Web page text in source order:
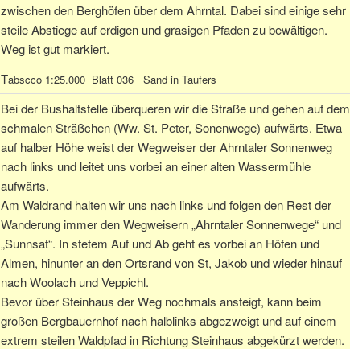
zwischen den Berghöfen über dem Ahrntal. Dabei sind einige sehr
steile Abstiege auf erdigen und grasigen Pfaden zu bewältigen.
Weg ist gut markiert.
Tabscco 1:25.000 Blatt 036 Sand in Taufers
Bei der Bushaltstelle überqueren wir die Straße und gehen auf dem
schmalen Sträßchen (Ww. St. Peter, Sonenwege) aufwärts. Etwa
auf halber Höhe weist der Wegweiser der Ahrntaler Sonnenweg
nach links und leitet uns vorbei an einer alten Wassermühle
aufwärts.
Am Waldrand halten wir uns nach links und folgen den Rest der
Wanderung immer den Wegweisern „Ahrntaler Sonnenwege“ und
„Sunnsat“. In stetem Auf und Ab geht es vorbei an Höfen und
Almen, hinunter an den Ortsrand von St, Jakob und wieder hinauf
nach Woolach und Veppichl.
Bevor über Steinhaus der Weg nochmals ansteigt, kann beim
großen Bergbauernhof nach halblinks abgezweigt und auf einem
extrem steilen Waldpfad in Richtung Steinhaus abgekürzt werden.